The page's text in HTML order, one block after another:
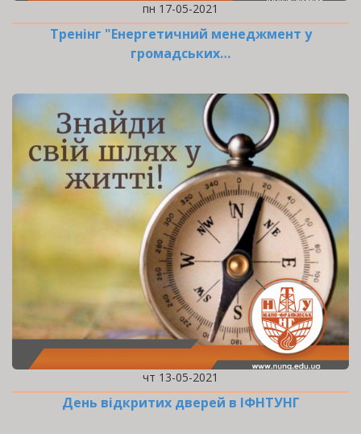
пн 17-05-2021
Тренінг "Енергетичний менеджмент у
громадських…
чт 13-05-2021
День відкритих дверей в ІФНТУНГ